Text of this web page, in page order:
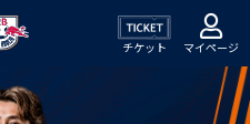
チケット マイページ